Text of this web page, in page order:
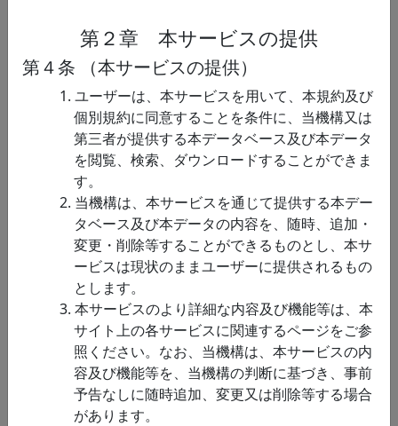
（リンク先英文）
構造MRI計測を用いて明らか
にした学術論文 Takemura et
al. 2019 Neuro…
ヒト大脳皮質に
おける階層的運動
系列の脳内表現デ
ータ（リンク先英
文）
このデータセットは、ピアノ
演奏のような複雑な指運動が
脳内で階層的に表現される様
Yokoi, Diedrichsen 2019
Neuron の結果を再現可能な
データとソースコ…
後頭皮質への磁
気刺激下における
視覚障害者の足運
動データ
このデータセットは、視覚喪
が運動機能に関与することを
初めて示すプレプリント論文
Ikegami, Hirashima, Naito,
Hirose 2021 bioRxiv …
ヒト脳の視覚野
第２章 本サービスの提供
第４条 （本サービスの提供）
1. ユーザーは、本サービスを用いて、本規約及び
個別規約に同意することを条件に、当機構又は
第三者が提供する本データベース及び本データ
を閲覧、検索、ダウンロードすることができま
す。
2. 当機構は、本サービスを通じて提供する本デー
タベース及び本データの内容を、随時、追加・
変更・削除等することができるものとし、本サ
ービスは現状のままユーザーに提供されるもの
とします。
3. 本サービスのより詳細な内容及び機能等は、本
サイト上の各サービスに関連するページをご参
照ください。なお、当機構は、本サービスの内
容及び機能等を、当機構の判断に基づき、事前
予告なしに随時追加、変更又は削除等する場合
があります。